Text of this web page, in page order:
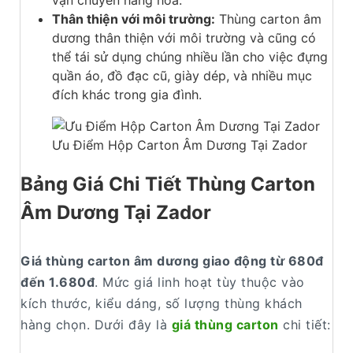
Thân thiện với môi trường: Thùng carton âm
dương thân thiện với môi trường và cũng có
thể tái sử dụng chúng nhiều lần cho việc đựng
quần áo, đồ đạc cũ, giày dép, và nhiều mục
đích khác trong gia đình.
Ưu Điểm Hộp Carton Âm Dương Tại Zador
Bảng Giá Chi Tiết Thùng Carton
Âm Dương Tại Zador
Giá thùng carton âm dương giao động từ 680đ
đến 1.680đ. Mức giá linh hoạt tùy thuộc vào
kích thước, kiểu dáng, số lượng thùng khách
hàng chọn. Dưới đây là giá thùng carton chi tiết: